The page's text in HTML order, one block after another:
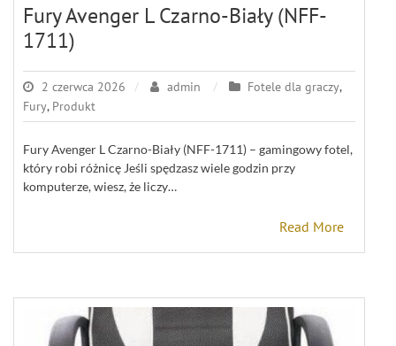
Fury Avenger L Czarno-Biały (NFF-
1711)
2 czerwca 2026 admin Fotele dla graczy,
Fury, Produkt
Fury Avenger L Czarno-Biały (NFF-1711) – gamingowy fotel,
który robi różnicę Jeśli spędzasz wiele godzin przy
komputerze, wiesz, że liczy…
Read More